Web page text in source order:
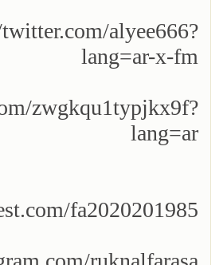
alyee666?
lang=ar-x-fm
zwgkqu1typjkx9f?
lang=ar
fa2020201985/